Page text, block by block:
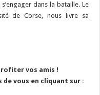
dans la bataille. Le
de Corse, nous livre sa
vos amis !
vous en cliquant sur :